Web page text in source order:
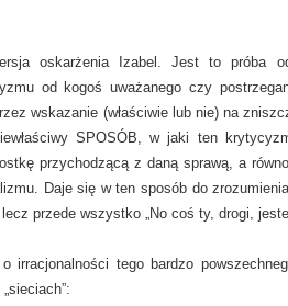
oskarżenia Izabel. Jest to próba
od kogoś uważanego czy
wskazanie (właściwie lub nie) na
SPOSÓB, w jaki ten
przychodzącą z daną sprawą, a
Daje się w ten sposób do
przede wszystko „No coś ty, drogi,
irracjonalności tego bardzo